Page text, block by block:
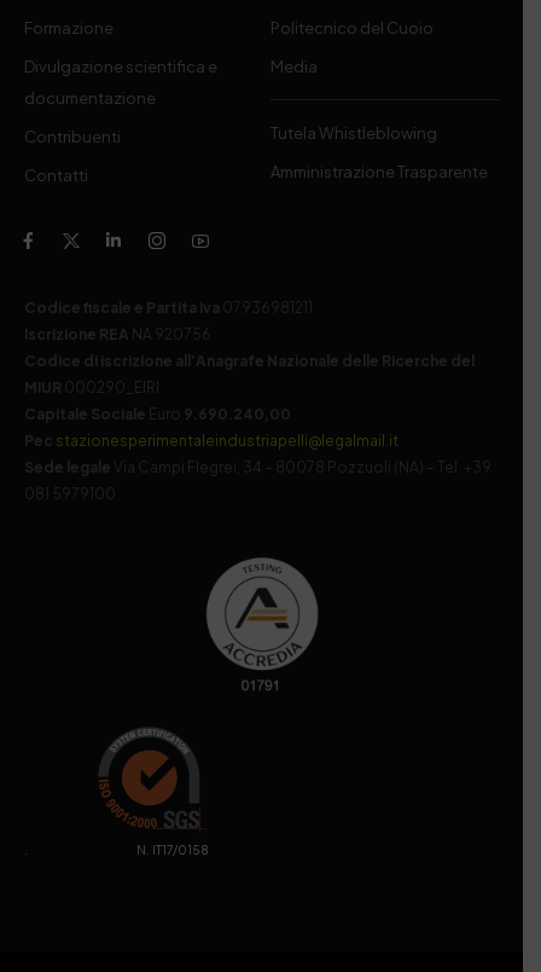
Formazione
Divulgazione scientifica e
documentazione
Contribuenti
Contatti
Politecnico del Cuoio
Media
Tutela Whistleblowing
Amministrazione Trasparente
Codice fiscale e Partita Iva 07936981211
Iscrizione REA NA 920756
Codice di iscrizione all’Anagrafe Nazionale delle Ricerche del
MIUR 000290_EIRI
Capitale Sociale Euro 9.690.240,00
Pec stazionesperimentaleindustriapelli@legalmail.it
Sede legale
Via Campi Flegrei, 34 – 80078 Pozzuoli (NA) – Tel. +39
081 5979100
. N. IT17/0158